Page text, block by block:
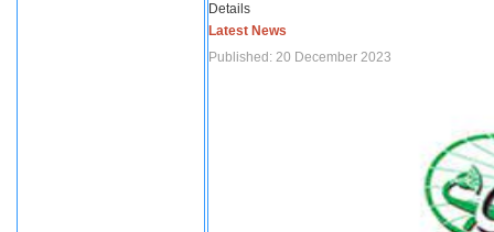
Details
Latest News
Published: 20 December 2023